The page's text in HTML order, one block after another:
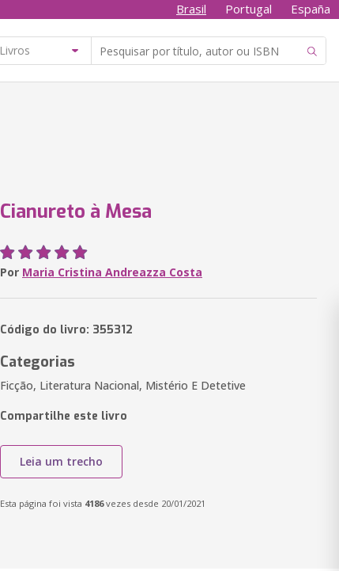
Brasil Portugal España
Cianureto à Mesa
Por Maria Cristina Andreazza Costa
Código do livro: 355312
Categorias
Ficção, Literatura Nacional, Mistério E Detetive
Compartilhe este livro
Leia um trecho
Esta página foi vista 4186vezes desde 20/01/2021